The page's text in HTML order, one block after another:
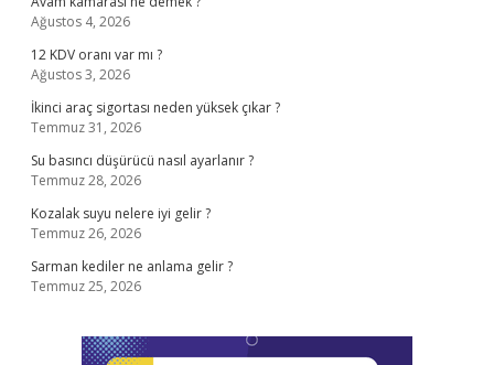
Ağustos 4, 2026
12 KDV oranı var mı ?
Ağustos 3, 2026
İkinci araç sigortası neden yüksek çıkar ?
Temmuz 31, 2026
Su basıncı düşürücü nasıl ayarlanır ?
Temmuz 28, 2026
Kozalak suyu nelere iyi gelir ?
Temmuz 26, 2026
Sarman kediler ne anlama gelir ?
Temmuz 25, 2026